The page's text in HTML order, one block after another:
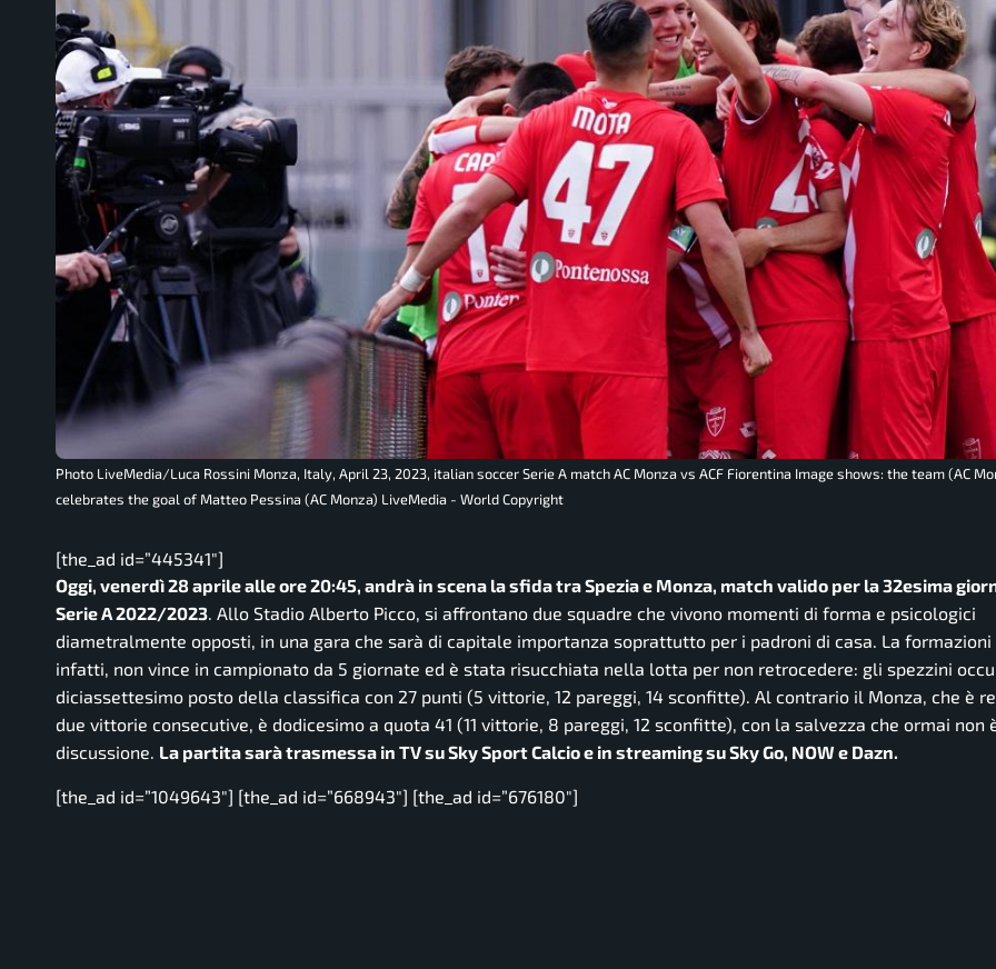
Photo LiveMedia/Luca Rossini Monza, Italy, April 23, 2023, italian soccer Serie A match AC Monza vs ACF Fiorentina Image shows: the team (AC
celebrates the goal of Matteo Pessina (AC Monza) LiveMedia - World Copyright
[the_ad id=”445341″]
Oggi, venerdì 28 aprile alle ore 20:45, andrà in scena la sfida tra Spezia e Monza, match valido per la 32esima
Serie A 2022/2023. Allo Stadio Alberto Picco, si affrontano due squadre che vivono momenti di forma e psicologici
diametralmente opposti, in una gara che sarà di capitale importanza soprattutto per i padroni di casa. La formazioni
infatti, non vince in campionato da 5 giornate ed è stata risucchiata nella lotta per non retrocedere: gli spezzini
diciassettesimo posto della classifica con 27 punti (5 vittorie, 12 pareggi, 14 sconfitte). Al contrario il Monza, che è
due vittorie consecutive, è dodicesimo a quota 41 (11 vittorie, 8 pareggi, 12 sconfitte), con la salvezza che ormai non
discussione. La partita sarà trasmessa in TV su Sky Sport Calcio e in streaming su Sky Go, NOW e Dazn.
[the_ad id=”1049643″] [the_ad id=”668943″] [the_ad id=”676180″]